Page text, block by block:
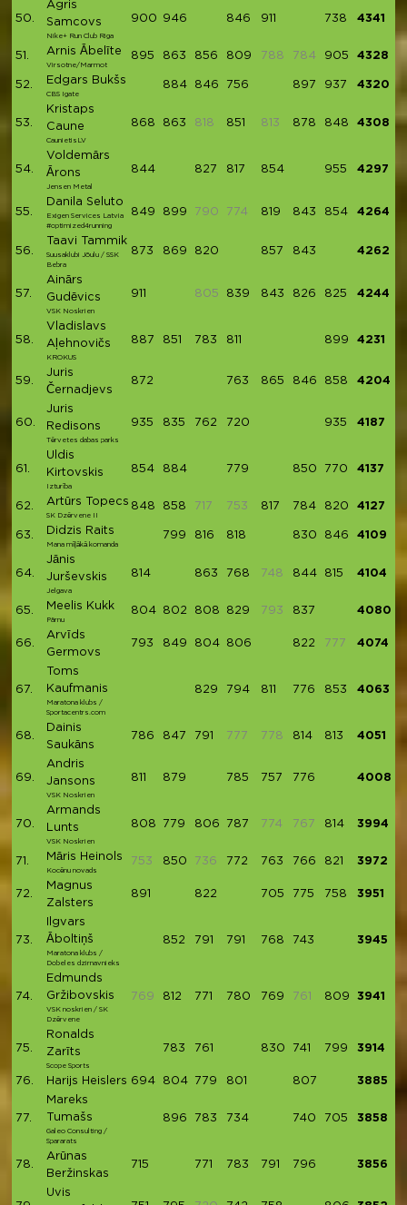
50.
Agris
Samcovs
Nike+ Run Club Riga
900 946 846 911 738 4341
51. Arnis Ābelīte
Virsotne/Marmot
895 863 856 809 788 784 905 4328
52. Edgars Bukšs
CBS Igate
884 846 756 897 937 4320
53.
Kristaps
Caune
CaunietisLV
868 863 818 851 813 878 848 4308
54.
Voldemārs
Ārons
Jensen Metal
844 827 817 854 955 4297
55.
Danila Seluto
Exigen Services Latvia
#optimized4running
849 899 790 774 819 843 854 4264
56.
Taavi Tammik
Suusaklubi Jõulu / SSK
Bebra
873 869 820 857 843 4262
57.
Ainārs
Gudēvics
VSK Noskrien
911 805 839 843 826 825 4244
58.
Vladislavs
Aļehnovičs
KROKUS
887 851 783 811 899 4231
59.
Juris
Černadjevs
872 763 865 846 858 4204
60.
Juris
Redisons
Tērvetes dabas parks
935 835 762 720 935 4187
61.
Uldis
Kirtovskis
Izturība
854 884 779 850 770 4137
62. Artūrs Topecs
SK Dzērvene II
848 858 717 753 817 784 820 4127
63. Didzis Raits
Mana mīļākā komanda
799 816 818 830 846 4109
64.
Jānis
Jurševskis
Jelgava
814 863 768 748 844 815 4104
65. Meelis Kukk
Pärnu
804 802 808 829 793 837 4080
66.
Arvīds
Germovs
793 849 804 806 822 777 4074
67.
Toms
Kaufmanis
Maratona klubs /
Sportacentrs.com
829 794 811 776 853 4063
68.
Dainis
Saukāns
786 847 791 777 778 814 813 4051
69.
Andris
Jansons
VSK Noskrien
811 879 785 757 776 4008
70.
Armands
Lunts
VSK Noskrien
808 779 806 787 774 767 814 3994
71. Māris Heinols
Kocēnu novads
753 850 736 772 763 766 821 3972
72.
Magnus
Zalsters
891 822 705 775 758 3951
73.
Ilgvars
Āboltiņš
Maratona klubs /
Dobeles dzirnavnieks
852 791 791 768 743 3945
74.
Edmunds
Gržibovskis
VSK noskrien / SK
Dzērvene
769 812 771 780 769 761 809 3941
75.
Ronalds
Zarīts
Scope Sports
783 761 830 741 799 3914
76. Harijs Heislers 694 804 779 801 807 3885
77.
Mareks
Tumašs
Galeo Consulting /
Spararats
896 783 734 740 705 3858
78.
Arūnas
Beržinskas
715 771 783 791 796 3856
Uvis